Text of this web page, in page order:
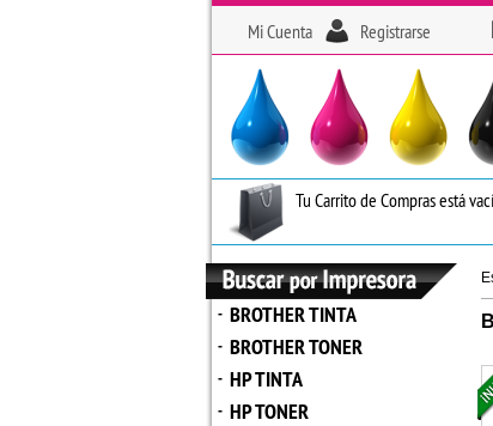
Mi Cuenta Registrarse
Tu Carrito de Compras está
- BROTHER TINTA
- BROTHER TONER
- HP TINTA
- HP TONER